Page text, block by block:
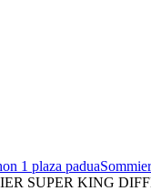
1 plaza padua
SUPER KING